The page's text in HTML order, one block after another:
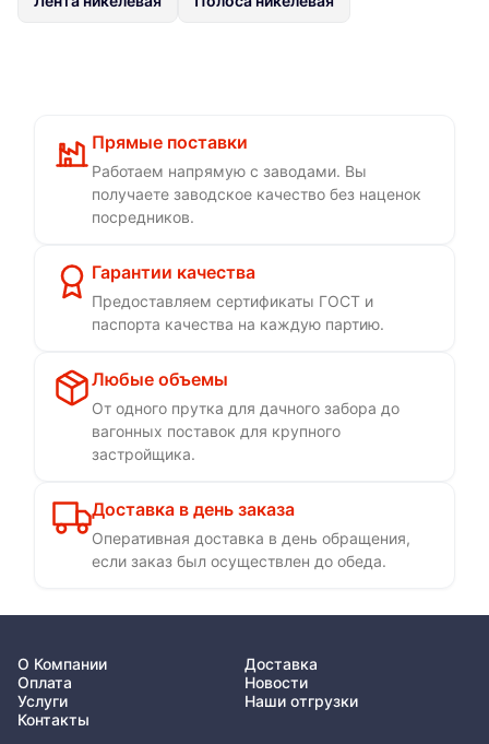
Прямые поставки
Работаем напрямую с заводами. Вы
получаете заводское качество без наценок
посредников.
Гарантии качества
Предоставляем сертификаты ГОСТ и
паспорта качества на каждую партию.
Любые объемы
От одного прутка для дачного забора до
вагонных поставок для крупного
застройщика.
Доставка в день заказа
Оперативная доставка в день обращения,
если заказ был осуществлен до обеда.
О Компании
Доставка
Оплата
Новости
Услуги
Наши отгрузки
Контакты